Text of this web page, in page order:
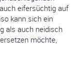
eifersüchtig auf
kann sich ein
als auch neidisch
möchte,